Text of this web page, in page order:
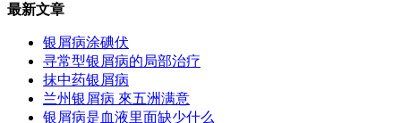
最新文章
银屑病涂碘伏
寻常型银屑病的局部治疗
抹中药银屑病
兰州银屑病 來五洲满意
银屑病是血液里面缺少什么